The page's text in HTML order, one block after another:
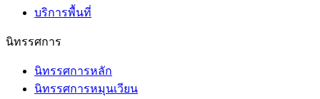
บริการพื้นที่
นิทรรศการ
นิทรรศการหลัก
นิทรรศการหมุนเวียน